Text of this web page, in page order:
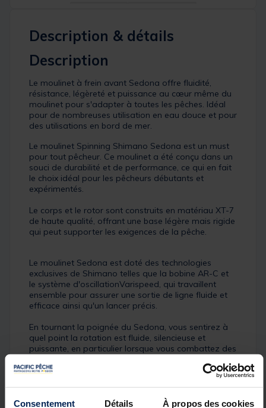
Consentement Détails À propos des cookies
Description & détails
Description
Le moulinet à frein avant Sedona offre fluidité,
résistance, légèreté et puissance au cœur même du
moulinet pour s'adapter à toutes les pêches. Idéal
pour de nombreuses utilisation en eau douce et pour
des utilisations en bord de mer.
Le moulinet Spinning Shimano Sedona est un must
pour tout pêcheur. Ce moulinet a été conçu dans un
souci de durabilité et de performance, ce qui en fait
le choix idéal pour les pêcheurs débutants et
expérimentés.
Le corps et le rotor sont construits en matériau XT-7
de haute qualité, offrant une base légère mais rigide
qui peut supporter les exigences de la pêche.
Le moulinet Sedona est doté des technologies
exclusives de Shimano telles que la bobine AR-C et
le système d'oscillationVarispeed, qui travaillent
ensemble pour assurer une sortie de ligne fluide et
efficace ainsi qu'un lancer précis.
En tournant la poignée du Sedona, vous sentirez à
quel point la rotation est fluide, silencieuse et
puissante, en particulier lorsque vous combattez des
technologie Hagane Gear et de la technologie